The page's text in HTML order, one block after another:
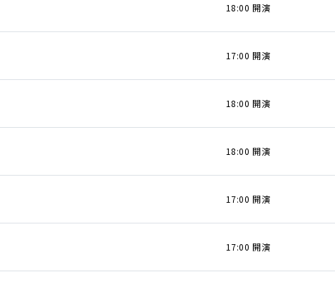
18:00 開演
17:00 開演
18:00 開演
18:00 開演
17:00 開演
17:00 開演